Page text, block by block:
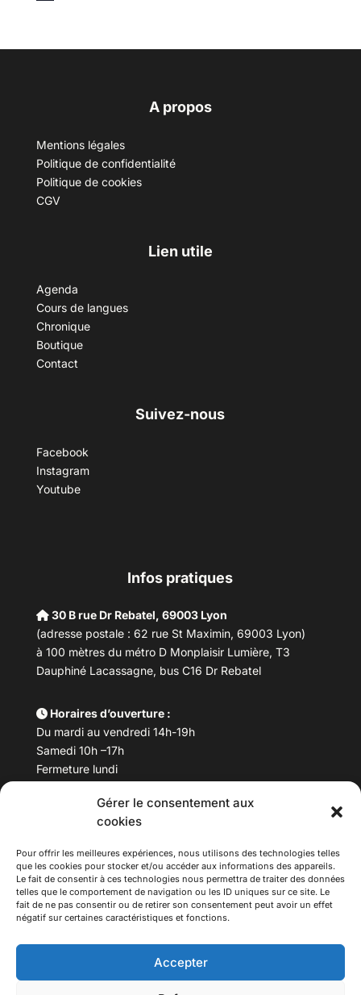
Gérer le consentement aux
cookies
Pour offrir les meilleures expériences, nous utilisons des technologies telles
que les cookies pour stocker et/ou accéder aux informations des appareils.
Le fait de consentir à ces technologies nous permettra de traiter des données
telles que le comportement de navigation ou les ID uniques sur ce site. Le
fait de ne pas consentir ou de retirer son consentement peut avoir un effet
négatif sur certaines caractéristiques et fonctions.
Accepter
A propos
Mentions légales
Politique de confidentialité
Politique de cookies
CGV
Lien utile
Agenda
Cours de langues
Chronique
Boutique
Contact
Suivez-nous
Facebook
Instagram
Youtube
Infos pratiques
30 B rue Dr Rebatel, 69003 Lyon
(adresse postale : 62 rue St Maximin, 69003 Lyon)
à 100 mètres du métro D Monplaisir Lumière, T3
Dauphiné Lacassagne, bus C16 Dr Rebatel
Horaires d’ouverture :
Du mardi au vendredi 14h-19h
Samedi 10h –17h
Fermeture lundi
Téléphone : 04 78 53 06 40
maisondesculturesasiatiques@asiexpo.com